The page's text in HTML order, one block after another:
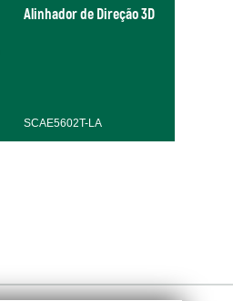
Alinhador de Direção 3D
SCAE5602T-LA